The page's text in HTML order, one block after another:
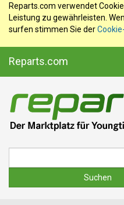
Reparts.com verwendet
Leistung zu gewährleisten.
surfen stimmen Sie der
Reparts.com